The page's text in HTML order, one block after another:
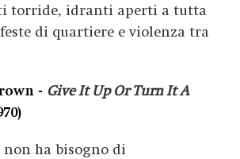
torride, idranti aperti a tutta
di quartiere e violenza tra
- Give It Up Or Turn It A
non ha bisogno di